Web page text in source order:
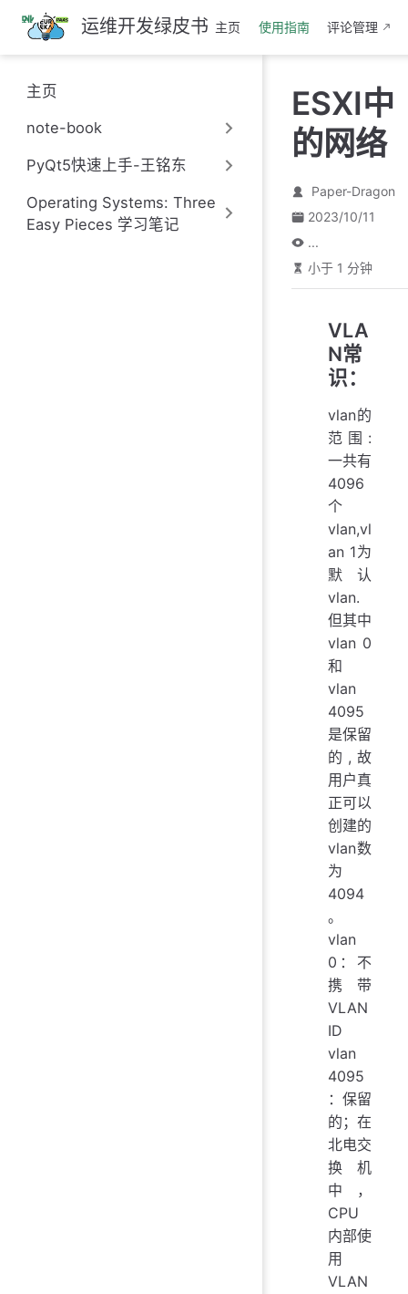
跳
至
主
要
內
运维开发绿皮书 主页 使用指南 评论管理
主页
note-book
PyQt5快速上手-王铭东
Operating Systems: Three
Easy Pieces 学习笔记
ESXI中
的网络
Paper-Dragon
2023/10/11
...
小于 1 分钟
VLA
N常
识：
vlan的
范围:
一共有
4096
个
vlan,vl
an 1为
默认
vlan.
但其中
vlan 0
和
vlan
4095
是保留
的,故
用户真
正可以
创建的
vlan数
为
4094
。
vlan
0：不
携带
VLAN
ID
vlan
4095
：保留
的；在
北电交
换机
中，
CPU
内部使
用
VLAN